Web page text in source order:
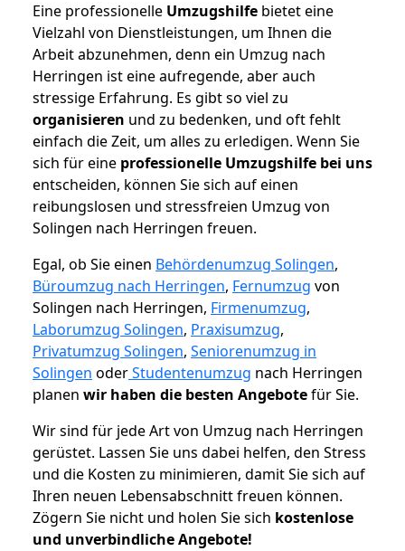
Eine professionelle Umzugshilfe bietet eine
Vielzahl von Dienstleistungen, um Ihnen die
Arbeit abzunehmen, denn ein Umzug nach
Herringen ist eine aufregende, aber auch
stressige Erfahrung. Es gibt so viel zu
organisieren und zu bedenken, und oft fehlt
einfach die Zeit, um alles zu erledigen. Wenn Sie
sich für eine professionelle Umzugshilfe bei uns
entscheiden, können Sie sich auf einen
reibungslosen und stressfreien Umzug von
Solingen nach Herringen freuen.
Egal, ob Sie einen Behördenumzug Solingen,
Büroumzug nach Herringen, Fernumzug von
Solingen nach Herringen, Firmenumzug,
Laborumzug Solingen, Praxisumzug,
Privatumzug Solingen, Seniorenumzug in
Solingen oderStudentenumzug nach Herringen
planen wir haben die besten Angebotefür Sie.
Wir sind für jede Art von Umzug nach Herringen
gerüstet. Lassen Sie uns dabei helfen, den Stress
und die Kosten zu minimieren, damit Sie sich auf
Ihren neuen Lebensabschnitt freuen können.
Zögern Sie nicht und holen Sie sich kostenlose
und unverbindliche Angebote!